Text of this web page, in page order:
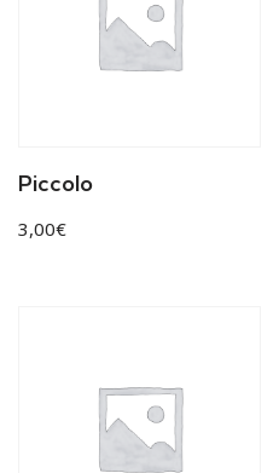
Piccolo
3,00€